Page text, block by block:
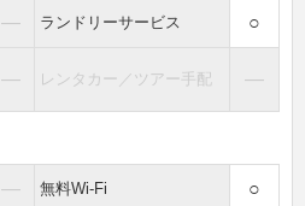
― ランドリーサービス ○
― レンタカー／ツアー手配 ―
― 無料Wi-Fi ○